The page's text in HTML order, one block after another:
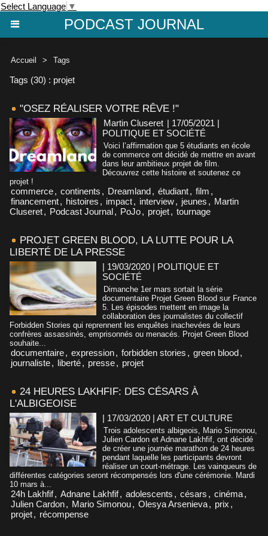
Select Language ▼
PODCAST JOURNAL
Accueil > Tags
Tags (30) : projet
"OSEZ RÉALISER VOTRE RÊVE !"
Martin Cluseret | 17/05/2021 |
POLITIQUE ET SOCIÉTÉ
Voici l’affirmation que 5 étudiants en école
de commerce ont décidé de mettre en avant
dans leur ambitieux projet de film.
Découvrez cette histoire et soutenez ce
projet !
commerce, continents , Dreamland, étudiant, film ,
financement, histoires , impact, interview, jeunes , Martin
Cluseret, Podcast Journal, PoJo, projet, tournage
PROJET GREEN BLOOD, LA LUTTE POUR LA
LIBERTÉ DE LA PRESSE
| 19/03/2020 | POLITIQUE ET
SOCIÉTÉ
Dimanche 1er mars sortait la série
documentaire Projet Green Blood sur France
5. Les épisodes mettent en image la
collaboration des journalistes du collectif
Forbidden Stories qui reprennent les enquêtes inachevées de leurs
confrères assassinés, emprisonnés ou menacés. Projet Green Blood
souhaite...
documentaire, expression, forbidden stories , green blood,
journaliste, liberté, presse, projet
24 HEURES LAKHFIF: DES CÉSARS À
L'ALBIGEOISE
| 17/03/2020 | ART ET CULTURE
Trois adolescents albigeois, Mario Simonou,
Julien Cardon et Adnane Lakhfif, ont décidé
de créer une journée marathon de 24 heures
pendant laquelle les participants devront
réaliser un court-métrage. Les vainqueurs de
différentes catégories seront récompensés lors d'une cérémonie. Mardi
10 mars à...
24h Lakhfif, Adnane Lakhfif, adolescents , césars , cinéma,
Julien Cardon, Mario Simonou, Olesya Arsenieva, prix ,
projet, récompense